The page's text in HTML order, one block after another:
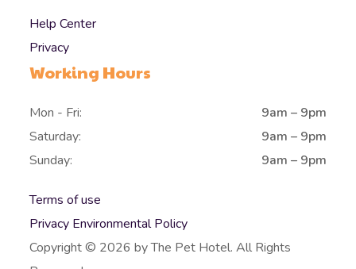
Help Center
Privacy
Working Hours
Mon - Fri:
9am – 9pm
Saturday:
9am – 9pm
Sunday:
9am – 9pm
Terms of use
Privacy Environmental Policy
Copyright © 2026 by The Pet Hotel. All Rights